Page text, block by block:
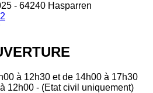
- 64240 Hasparren
à 12h30 et de 14h00 à 17h30
12h00 - (Etat civil uniquement)